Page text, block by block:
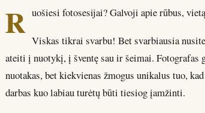
R uošiesi fotosesijai? Galvoji apie rūbus,
Viskas tikrai svarbu! Bet svarbiausia
ateiti į nuotykį, į šventę sau ir šeimai.
nuotakas, bet kiekvienas žmogus unikalus tuo,
darbas kuo labiau turėtų būti tiesiog įamžinti.